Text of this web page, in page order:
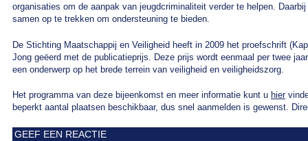
organisaties om de aanpak van jeugdcriminaliteit verder te helpen.
samen op te trekken om ondersteuning te bieden.
De Stichting Maatschappij en Veiligheid heeft in 2009 het proefschrift
Jong geëerd met de publicatieprijs. Deze prijs wordt eenmaal per twee
een onderwerp op het brede terrein van veiligheid en veiligheidszorg.
Het programma van deze bijeenkomst en meer informatie kunt u hier
beperkt aantal plaatsen beschikbaar, dus snel aanmelden is gewenst.
GEEF EEN REACTIE